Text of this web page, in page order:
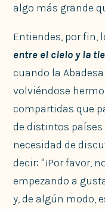
algo más grande
Entiendes, por fin,
entre el cielo y la
cuando la
volviéndose
compartidas que
de distintos
necesidad de
decir: "¡Por favor,
empezando a
y, de algún modo,